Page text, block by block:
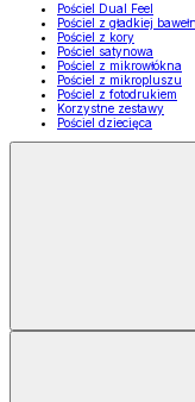
Pościel Dual Feel
Pościel z gładkiej
Pościel z kory
Pościel satynowa
Pościel z mikrowłókna
Pościel z mikropluszu
Pościel z fotodrukiem
Korzystne zestawy
Pościel dziecięca